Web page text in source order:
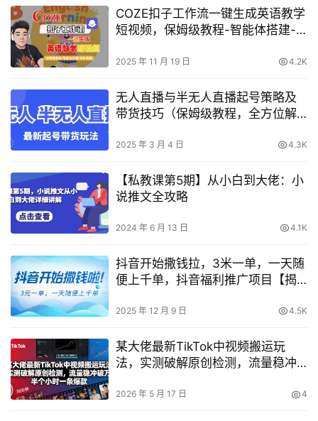
COZE扣子工作流一键生成英语教学
短视频，保姆级教程-智能体搭建-
2025 年 11 月 19 日 4.2K
无人直播与半无人直播起号策略及
带货技巧（保姆级教程，全方位解
2025 年 3 月 4 日 4.3K
【私教课第5期】从小白到大佬：小
说推文全攻略
2024 年 6 月 13 日 4.1K
抖音开始撒钱拉，3米一单，一天随
便上千单，抖音福利推广项目【揭
2025 年 12 月 9 日 4.5K
某大佬最新TikTok中视频搬运玩
法，实测破解原创检测，流量稳冲
2026 年 5 月 17 日 4